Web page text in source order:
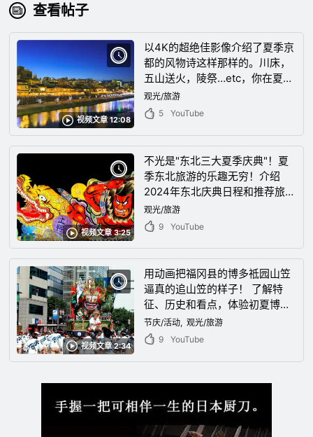
查看帖子
视频文章 12:08
以4K的超绝佳影像介绍了夏季京
都的风物诗这样那样的。川床，
五山送火，陵祭…etc，你在夏天
的京都享受什么？
观光/旅游
5
YouTube
视频文章 3:25
不光是"东北三大夏季庆典"！夏
季东北旅游的乐趣无穷！介绍
2024年东北庆典日程和推荐旅游
景点
观光/旅游
9
YouTube
视频文章 2:34
用动画把福冈县的博多祗园山笠
逼真的追山笠的样子！ 了解特
征、历史和看点，体验初夏博多
难忘的感动！
节庆/活动
观光/旅游
9
YouTube